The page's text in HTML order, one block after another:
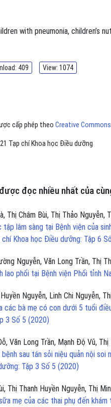
with pneumonia, children’s
409 View: 1074
cấp phép theo Creative
Tạp chí Khoa học Điều dưỡng
đọc nhiều nhất của
Thị Châm Bùi, Thị Thảo
lâm sàng tại Bệnh viện của
chí Khoa học Điều dưỡng: Tập 6
Nguyễn, Văn Long Trần, Thị
lao phổi tại Bệnh viện Phổi tỉnh
Nguyễn, Linh Chi Nguyễn,
các bà mẹ có con dưới 5 tuổi
3 Số 5 (2020)
Văn Long Trần, Mạnh Độ Vũ,
sau tán sỏi niệu quản nội
Tập 3 Số 5 (2020)
Thị Thanh Huyền Nguyễn, Thị
mẹ của các thai phụ đến